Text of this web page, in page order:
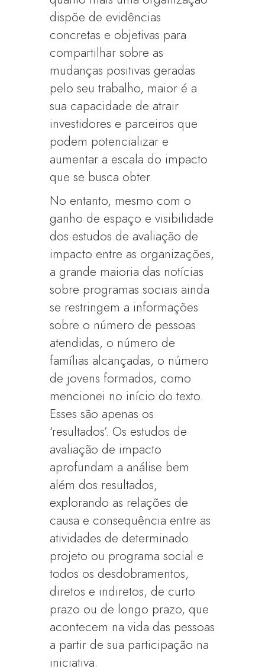
dispõe de evidências
concretas e objetivas para
compartilhar sobre as
mudanças positivas geradas
pelo seu trabalho, maior é a
sua capacidade de atrair
investidores e parceiros que
podem potencializar e
aumentar a escala do impacto
que se busca obter.
No entanto, mesmo com o
ganho de espaço e visibilidade
dos estudos de avaliação de
impacto entre as organizações,
a grande maioria das notícias
sobre programas sociais ainda
se restringem a informações
sobre o número de pessoas
atendidas, o número de
famílias alcançadas, o número
de jovens formados, como
mencionei no início do texto.
Esses são apenas os
‘resultados’. Os estudos de
avaliação de impacto
aprofundam a análise bem
além dos resultados,
explorando as relações de
causa e consequência entre as
atividades de determinado
projeto ou programa social e
todos os desdobramentos,
diretos e indiretos, de curto
prazo ou de longo prazo, que
acontecem na vida das pessoas
a partir de sua participação na
iniciativa.